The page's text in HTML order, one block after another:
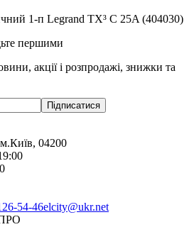
1-п Legrand TX³ C 25A (404030)
першими
акції і розпродажі, знижки та
Підписатися
04200
54-46elcity@ukr.net